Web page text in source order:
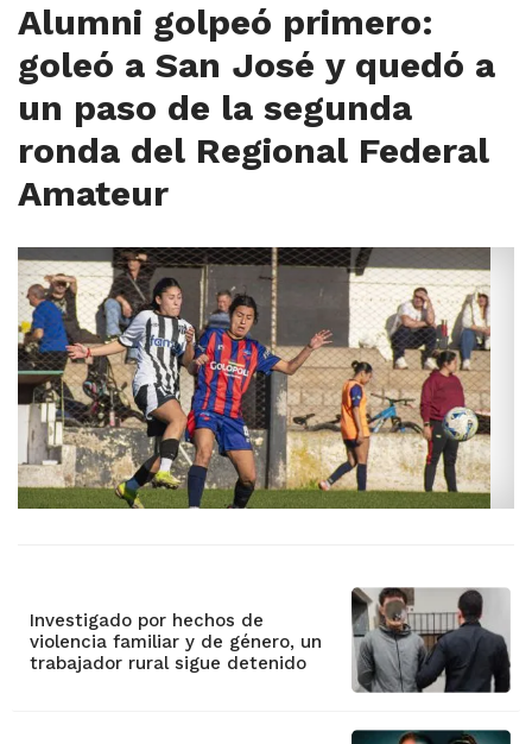
Alumni golpeó primero:
goleó a San José y quedó a
un paso de la segunda
ronda del Regional Federal
Amateur
Investigado por hechos de
violencia familiar y de género, un
trabajador rural sigue detenido